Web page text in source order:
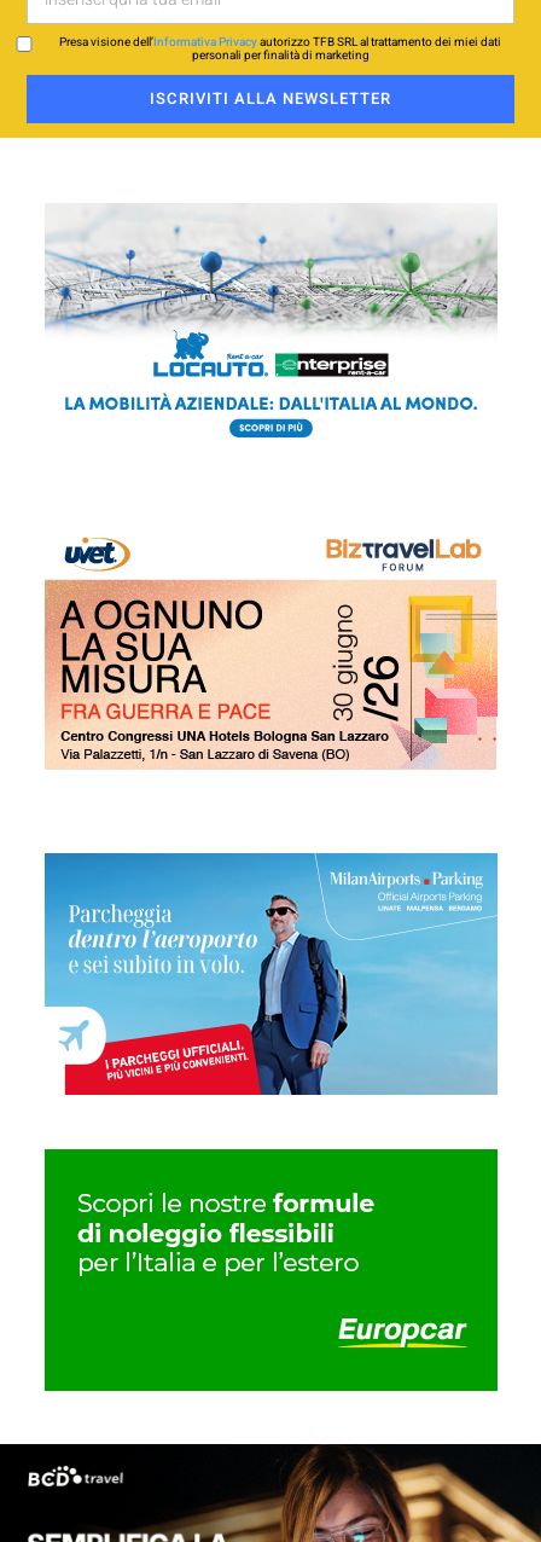
Presa visione dell’Informativa Privacyautorizzo TFB SRL al trattamento dei miei dati
personali per finalità di marketing
ISCRIVITI ALLA NEWSLETTER